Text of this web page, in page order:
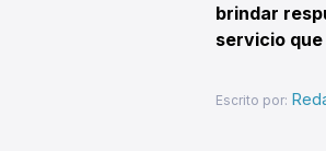
brindar
servicio
Escrito por: